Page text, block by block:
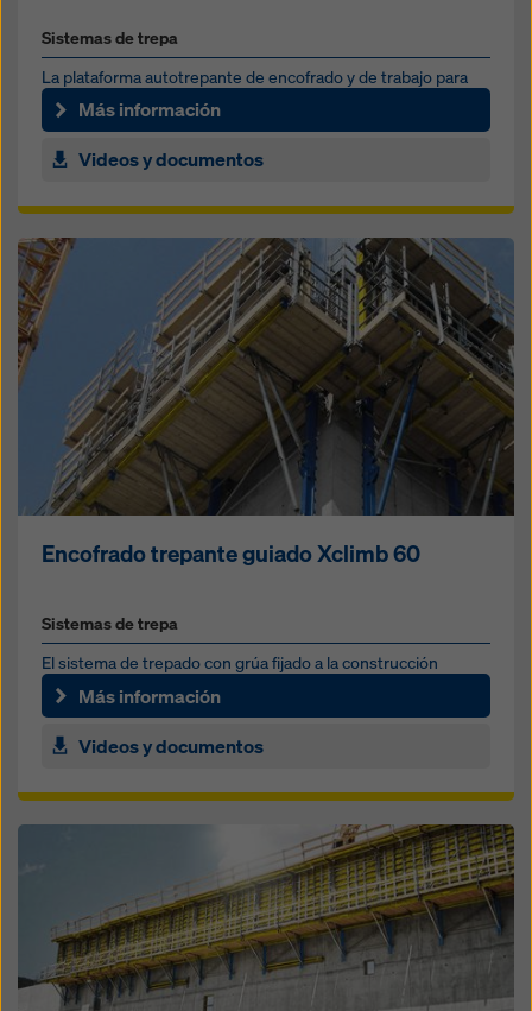
Sistemas de trepa
La plataforma autotrepante de encofrado y de trabajo para
núcleos de edificios en altura
Más información
Videos y documentos
Encofrado trepante guiado Xclimb 60
Sistemas de trepa
El sistema de trepado con grúa fijado a la construcción
Más información
Videos y documentos